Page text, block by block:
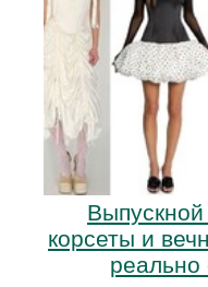
корсеты и
реально